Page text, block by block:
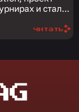
и стал...
читать